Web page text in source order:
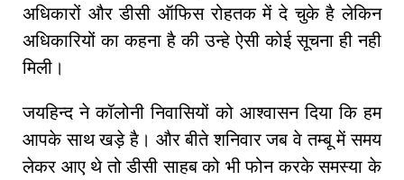
अधिकारों और डीसी ऑफिस रोहतक में दे चुके है लेकिन
अधिकारियों का कहना है की उन्हे ऐसी कोई सूचना ही नही
मिली।
जयहिन्द ने कॉलोनी निवासियों को आश्वासन दिया कि हम
आपके साथ खड़े है। और बीते शनिवार जब वे तम्बू में समय
लेकर आए थे तो डीसी साहब को भी फोन करके समस्या के